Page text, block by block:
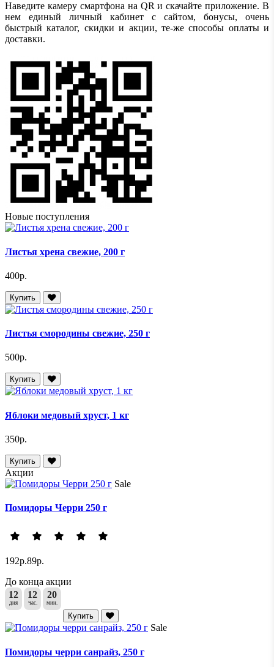
Наведите камеру смартфона на QR и скачайте приложение. В
нем единый личный кабинет с сайтом, бонусы, очень
быстрый каталог, скидки и акции, те-же способы оплаты и
доставки.
Новые поступления
Листья хрена свежие, 200 г
400р.
Купить
Листья смородины свежие, 250 г
500р.
Купить
Яблоки медовый хруст, 1 кг
350р.
Купить
Акции
Sale
Помидоры Черри 250 г
192р.89р.
До конца акции
12
дня
12
час.
20
мин.
Купить
Sale
Помидоры черри санрайз, 250 г